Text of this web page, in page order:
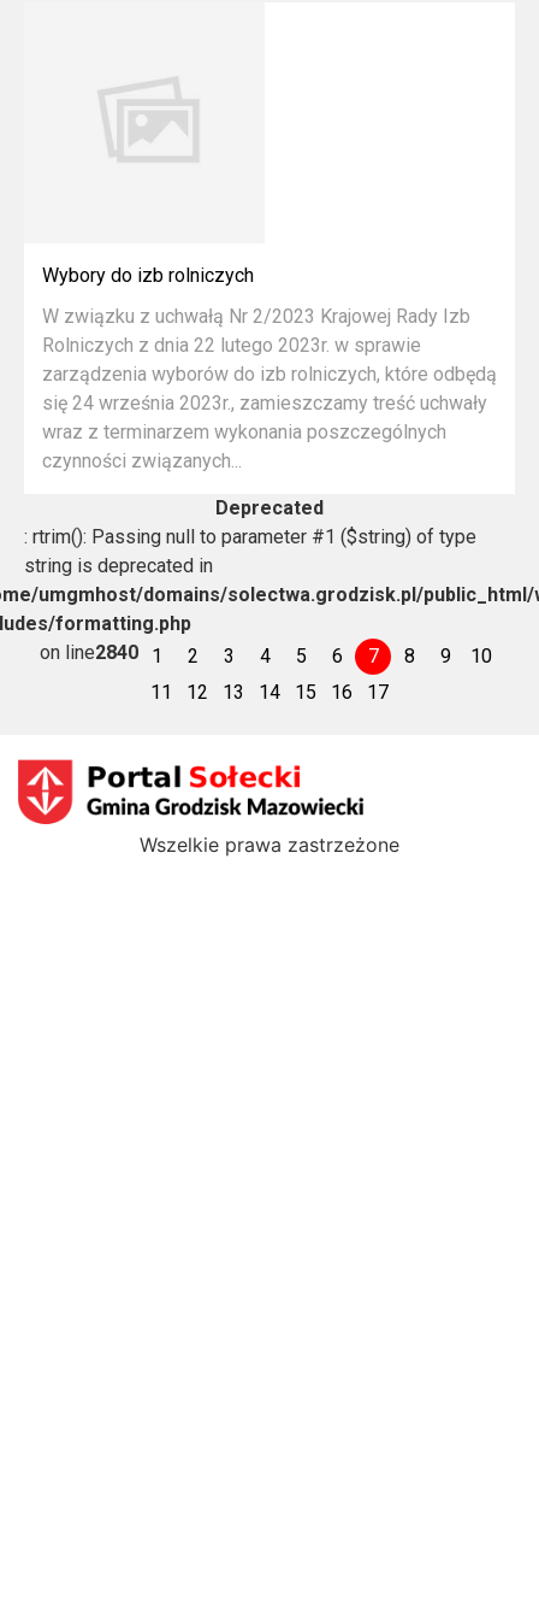
Wybory do izb rolniczych
W związku z uchwałą Nr 2/2023 Krajowej Rady Izb
Rolniczych z dnia 22 lutego 2023r. w sprawie
zarządzenia wyborów do izb rolniczych, które odbędą
się 24 września 2023r., zamieszczamy treść uchwały
wraz z terminarzem wykonania poszczególnych
czynności związanych...
Deprecated
: rtrim(): Passing null to parameter #1 ($string) of type
string is deprecated in
umgmhost/domains/solectwa.grodzisk.pl/public_html/
formatting.php
on line2840 1 2 3 4 5 6 7 8 9
10
11
12 13 14 15 16 17
Wszelkie prawa zastrzeżone